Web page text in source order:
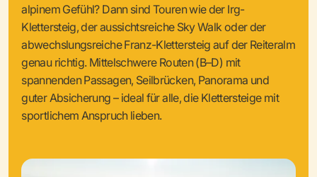
alpinem Gefühl? Dann sind Touren wie der Irg-
Klettersteig, der aussichtsreiche Sky Walk oder der
abwechslungsreiche Franz-Klettersteig auf der Reiteralm
genau richtig. Mittelschwere Routen (B–D) mit
spannenden Passagen, Seilbrücken, Panorama und
guter Absicherung – ideal für alle, die Klettersteige mit
sportlichem Anspruch lieben.